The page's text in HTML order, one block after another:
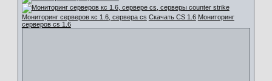
Мониторинг серверов кс 1.6, сервера cs Скачать CS 1.6 Мониторинг
серверов cs 1.6